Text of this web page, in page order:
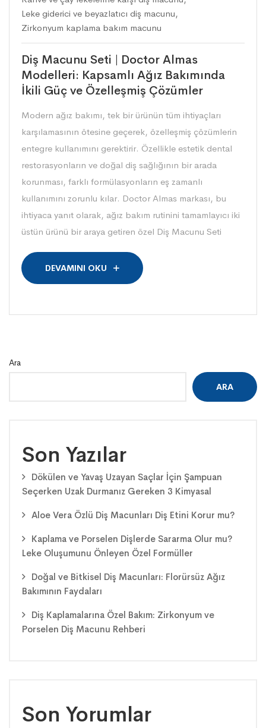
Leke giderici ve beyazlatıcı diş macunu,
Zirkonyum kaplama bakım macunu
Diş Macunu Seti | Doctor Almas
Modelleri: Kapsamlı Ağız Bakımında
İkili Güç ve Özelleşmiş Çözümler
Modern ağız bakımı, tek bir ürünün tüm ihtiyaçları
karşılamasının ötesine geçerek, özelleşmiş çözümlerin
entegre kullanımını gerektirir. Özellikle estetik dental
restorasyonların ve doğal diş sağlığının bir arada
korunması, farklı formülasyonların eş zamanlı
kullanımını zorunlu kılar. Doctor Almas markası, bu
ihtiyaca yanıt olarak, ağız bakım rutinini tamamlayıcı iki
üstün ürünü bir araya getiren özel Diş Macunu Seti
DEVAMINI OKU
Ara
ARA
Son Yazılar
Dökülen ve Yavaş Uzayan Saçlar İçin Şampuan
Seçerken Uzak Durmanız Gereken 3 Kimyasal
Aloe Vera Özlü Diş Macunları Diş Etini Korur mu?
Kaplama ve Porselen Dişlerde Sararma Olur mu?
Leke Oluşumunu Önleyen Özel Formüller
Doğal ve Bitkisel Diş Macunları: Florürsüz Ağız
Bakımının Faydaları
Diş Kaplamalarına Özel Bakım: Zirkonyum ve
Porselen Diş Macunu Rehberi
Son Yorumlar